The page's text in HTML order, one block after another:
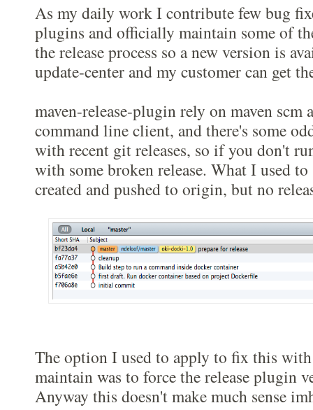
As my daily work I contribute few bug
plugins and officially maintain some of
the release process so a new version is
update-center and my customer can get
maven-release-plugin rely on maven scm
command line client, and there's some
with recent git releases, so if you don't
with some broken release. What I used to
created and pushed to origin, but no
The option I used to apply to fix this
maintain was to force the release plugin
Anyway this doesn't make much sense